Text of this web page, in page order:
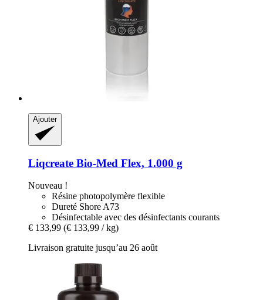
Ajouter
Liqcreate Bio-​Med Flex, 1.000 g
Nouveau !
Résine photopolymère flexible
Dureté Shore A73
Désinfectable avec des désinfectants courants
€ 133,99 (€ 133,99 / kg)
Livraison gratuite jusqu’au 26 août